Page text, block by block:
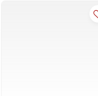
Povesti - Basme - Legende